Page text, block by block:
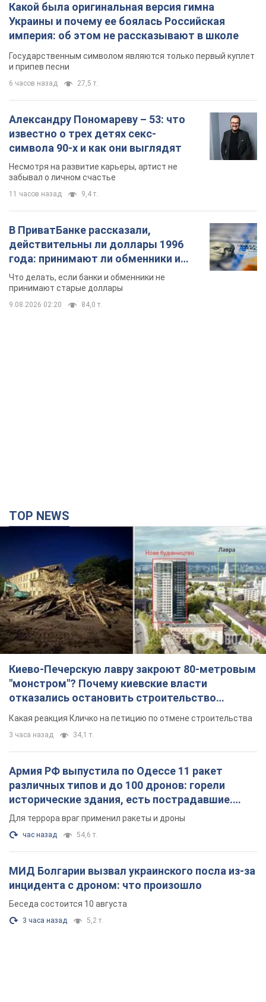
Какой была оригинальная версия гимна
Украины и почему ее боялась Российская
империя: об этом не рассказывают в школе
Государственным символом являются только первый куплет
и припев песни
6 часов назад 27,5 т.
Александру Пономареву – 53: что
известно о трех детях секс-
символа 90-х и как они выглядят
Несмотря на развитие карьеры, артист не
забывал о личном счастье
11 часов назад 9,4 т.
В ПриватБанке рассказали,
действительны ли доллары 1996
года: принимают ли обменники и
банки такие купюры
Что делать, если банки и обменники не
принимают старые доллары
9.08.2026 02:20 84,0 т.
TOP NEWS
Киево-Печерскую лавру закроют 80-метровым
"монстром"? Почему киевские власти
отказались остановить строительство
небоскреба "московского верующего"
Какая реакция Кличко на петицию по отмене строительства
3 часа назад 34,1 т.
Армия РФ выпустила по Одессе 11 ракет
различных типов и до 100 дронов: горели
исторические здания, есть пострадавшие.
Фото и видео
Для террора враг применил ракеты и дроны
час назад 54,6 т.
МИД Болгарии вызвал украинского посла из-за
инцидента с дроном: что произошло
Беседа состоится 10 августа
3 часа назад 5,2 т.